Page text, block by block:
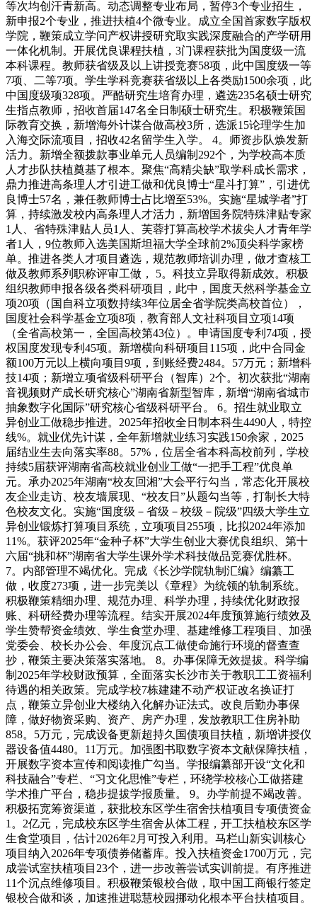
等次均创汗青新高。动态调整专业布局，暂停3个专业招生，
新申报2个专业，推进扶植4个微专业。成立全国首家数字版权
学院，鞭策成立学问产权讲授研究取实践深度融合的产学研用
一体化机制。开展优良课程扶植，3门课程获批为国度级一流
本科课程。教师获省级及以上讲授竞赛58项，此中国度级一等
7项、二等7项。学生学科竞赛获省级以上各类励1500余项，此
中国度级项328项。严酷研究生培育办理，遴选235名硕士研究
生指点教师，招收首届147名全日制硕士研究生。积极鞭策国
际教育交换，新增海外计谋合做高校3所，选派15论理学生加
入海交际流项目，招收42名留学生入学。 4。师资步队焕发新
活力。新增全额拨款事业单元人员编制292个，为学校高本质
人才步队扶植奠基了根本。聚焦“高精尖缺”取学科成长需求，
鼎力推进高条理人才引进工做和优良博士“星斗打算”，引进优
良博士57名，兼任教师博士占比增至53%。实施“星城学者”打
算，持续激发校内高条理人才活力，新增国务院特殊津贴专家
1人、省特殊津贴人员1人、芙蓉打算高校学术拔尖人才青年学
者1人，9位教师入选美国斯坦福大学全球前2%顶尖科学家榜
单。推进各类人才项目遴选，规范教师培训办理，做才查核工
做及教师系列职称评审工做， 5。科技立异取得新成效。积极
组织教师申报各级各类科研项目，此中，国度天然科学基金立
项20项（国自科立项数持续3年位居全省学院类高校首位），
国度社会科学基金立项8项，教育部人文社科项目立项14项
（全省高校第一，全国高校第43位）。申请国度专利74项，授
权国度发现专利45项。新增横向科研项目115项，此中合同金
额100万元以上横向项目9项，到账经费2484。57万元；新增科
技14项；新增立项省级科研平台（智库）2个。初次获批“湖南
音视频财产成长研究核心”湖南省新型智库，新增“湖南省城市
抽象数字化国际”研究核心省级科研平台。 6。招生就业取立
异创业工做稳步推进。2025年招收全日制本科生4490人，特控
线%。就业优先计谋，全年新增就业练习实践150余家，2025
届结业生去向落实率88。57%，位居全省本科高校前列，学校
持续5届获评湖南省高校就业创业工做“一把手工程”优良单
元。承办2025年湖南“校友回湘”大会平行勾当，常态化开展校
友企业走访、校友墙展现、“校友日”从题勾当等，打制长大特
色校友文化。实施“国度级－省级－校级－院级”四级大学生立
异创业锻炼打算项目系统，立项项目255项，比拟2024年添加
11%。获评2025年“金种子杯”大学生创业大赛优良组织、第十
六届“挑和杯”湖南省大学生课外学术科技做品竞赛优胜杯。
7。内部管理不竭优化。完成《长沙学院轨制汇编》编纂工
做，收度273项，进一步完美以《章程》为统领的轨制系统。
积极鞭策精细办理、规范办理、科学办理，持续优化财政报
账、科研经费办理等流程。结实开展2024年度预算施行绩效及
学生赞帮资金绩效、学生食堂办理、基建维修工程项目、加强
党委会、校长办公会、年度沉点工做使命施行环境的督查查
抄，鞭策主要决策落实落地。 8。办事保障无效提拔。科学编
制2025年学校财政预算，全面落实长沙市关于教职工工资福利
待遇的相关政策。完成学校7栋建建不动产权证改名换证打
点，鞭策立异创业大楼纳入化解办证法式。改良后勤办事保
障，做好物资采购、资产、房产办理，发放教职工住房补助
858。5万元，完成设备更新超持久国债项目扶植，新增讲授仪
器设备值4480。11万元。加强图书取数字资本文献保障扶植，
开展数字资本宣传和阅读推广勾当。学报编纂部开设“文化和
科技融合”专栏、“习文化思惟”专栏，环绕学校核心工做搭建
学术推广平台，稳步提拔学报质量。 9。办学前提不竭改善。
积极拓宽筹资渠道，获批校东区学生宿舍扶植项目专项债资金
1。2亿元，完成校东区学生宿舍从体工程，开工扶植校东区学
生食堂项目，估计2026年2月可投入利用。马栏山新实训核心
项目纳入2026年专项债券储蓄库。投入扶植资金1700万元，完
成尝试室扶植项目23个，进一步改善尝试实训前提。有序推进
11个沉点维修项目。积极鞭策银校合做，取中国工商银行签定
银校合做和谈，加速推进聪慧校园挪动化根本平台扶植项目。